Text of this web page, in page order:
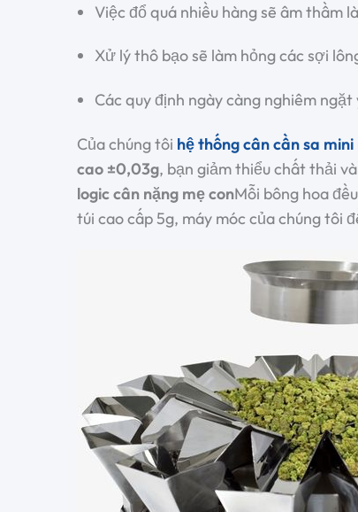
Việc đổ quá nhiều hàng sẽ âm thầm
Xử lý thô bạo sẽ làm hỏng các sợi
Các quy định ngày càng nghiêm
Của chúng tôi hệ thống cân cần sa
cao ±0,03g, bạn giảm thiểu chất thải
logic cân nặng mẹ conMỗi bông hoa
túi cao cấp 5g, máy móc của chúng tôi